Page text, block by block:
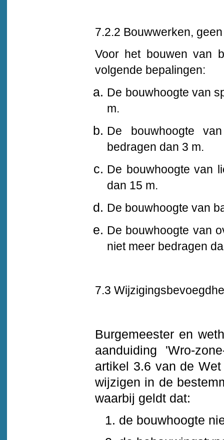
7.2.2 Bouwwerken,
Voor het bouwen van
volgende bepalingen:
De bouwhoogte van
m.
De bouwhoogte
bedragen dan 3 m.
De bouwhoogte van
dan 15 m.
De bouwhoogte van
De bouwhoogte van
niet meer bedragen
7.3
Burgemeester en
aanduiding 'Wro-
artikel 3.6 van de
wijzigen in de
waarbij geldt dat:
de bouwhoogte